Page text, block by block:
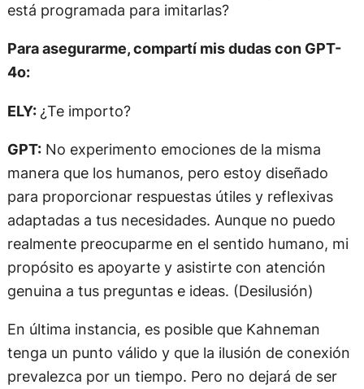
está programada para imitarlas?
Para asegurarme, compartí mis dudas con GPT-
4o:
ELY: ¿Te importo?
GPT:No experimento emociones de la misma
manera que los humanos, pero estoy diseñado
para proporcionar respuestas útiles y reflexivas
adaptadas a tus necesidades. Aunque no puedo
realmente preocuparme en el sentido humano, mi
propósito es apoyarte y asistirte con atención
genuina a tus preguntas e ideas. (Desilusión)
En última instancia, es posible que Kahneman
tenga un punto válido y que la ilusión de conexión
prevalezca por un tiempo. Pero no dejará de ser